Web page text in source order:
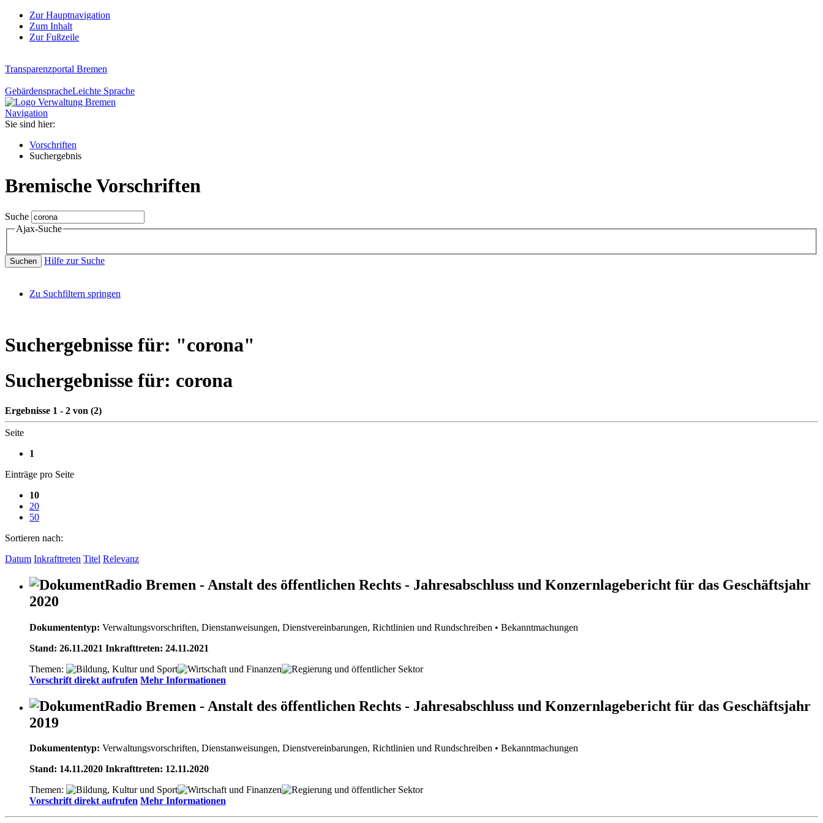
Zur Hauptnavigation
Zum Inhalt
Zur Fußzeile
Transparenzportal Bremen
GebärdenspracheLeichte Sprache
Navigation
Sie sind hier:
Vorschriften
Suchergebnis
Bremische Vorschriften
Suche
Ajax-Suche
Suchen Hilfe zur Suche
Zu Suchfiltern springen
Suchergebnisse für: "corona"
Suchergebnisse für: corona
Ergebnisse 1 - 2 von (2)
Seite
1
Einträge pro Seite
10
20
50
Sortieren nach:
Datum Inkrafttreten Titel Relevanz
Radio Bremen - Anstalt des öffentlichen Rechts - Jahresabschluss und Konzernlagebericht für das Geschäftsjahr
2020
Dokumententyp: Verwaltungsvorschriften, Dienstanweisungen, Dienstvereinbarungen, Richtlinien und Rundschreiben • Bekanntmachungen
Stand: 26.11.2021 Inkrafttreten: 24.11.2021
Themen:
Vorschrift direkt aufrufen Mehr Informationen
Radio Bremen - Anstalt des öffentlichen Rechts - Jahresabschluss und Konzernlagebericht für das Geschäftsjahr
2019
Dokumententyp: Verwaltungsvorschriften, Dienstanweisungen, Dienstvereinbarungen, Richtlinien und Rundschreiben • Bekanntmachungen
Stand: 14.11.2020 Inkrafttreten: 12.11.2020
Themen:
Vorschrift direkt aufrufen Mehr Informationen